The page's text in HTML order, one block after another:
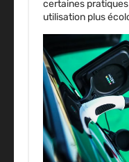
certaines
utilisation plus